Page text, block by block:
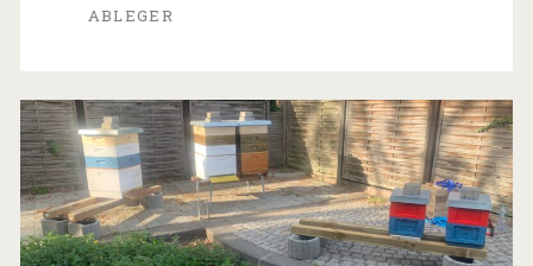
ABLEGER